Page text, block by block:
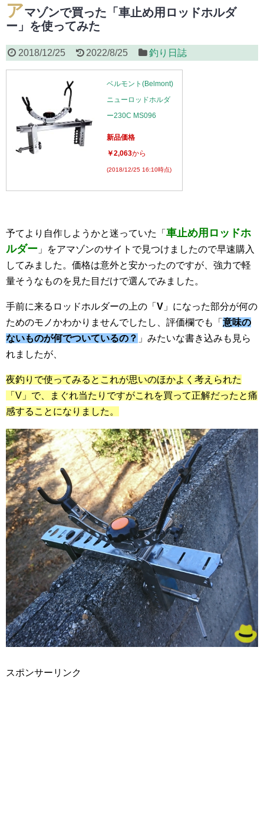
アマゾンで買った「車止め用ロッドホルダ
ー」を使ってみた
2018/12/25 2022/8/25 釣り日誌
ベルモント(Belmont)
ニューロッドホルダ
ー230C MS096
新品価格
￥2,063から
(2018/12/25 16:10時点)
予てより自作しようかと迷っていた「 車止め用ロッドホ
ルダー 」をアマゾンのサイトで見つけましたので早速購入
してみました。価格は意外と安かったのですが、強力で軽
量そうなものを見た目だけで選んでみました。
手前に来るロッドホルダーの上の「 V 」になった部分が何の
ためのモノかわかりませんでしたし、評価欄でも「 意味の
ないものが何でついているの？ 」みたいな書き込みも見ら
れましたが、
夜釣りで使ってみるとこれが思いのほかよく考えられた
「V」で、
まぐれ当たりですがこれを買って正解だったと痛
感することになりました。
スポンサーリンク